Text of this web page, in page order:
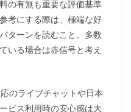
の有無も重要な評価基準
考にする際は、極端な好
ターンを読むこと。多数
いる場合は赤信号と考え
のライブチャットや日本
ビス利用時の安心感は大